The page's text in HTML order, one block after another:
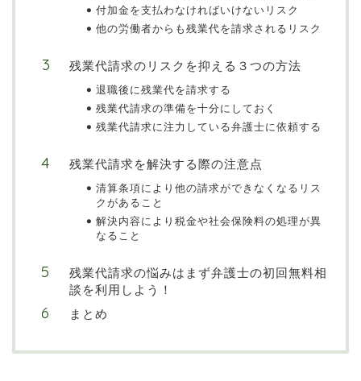
付加金を支払わなければいけないリスク
他の労働者からも残業代を請求されるリスク
残業代請求のリスクを抑える３つの方法
退職後に残業代を請求する
残業代請求の準備を十分にしておく
残業代請求に注力している弁護士に依頼する
残業代請求を解決する際の注意点
清算条項により他の請求ができなくなるリス
クがあること
解決内容により税金や社会保険料の処理が異
なること
残業代請求の悩みはまず弁護士の初回無料相
談を利用しよう！
まとめ